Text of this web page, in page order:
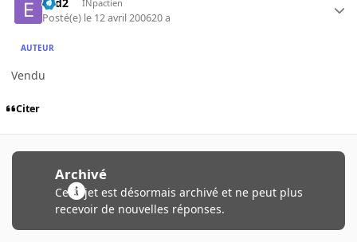
INpactien
Posté(e) le 12 avril 200620 a
AUTEUR
Vendu
Citer
Archivé
Ce sujet est désormais archivé et ne peut plus
recevoir de nouvelles réponses.